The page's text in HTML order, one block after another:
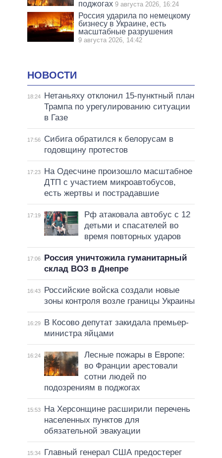
поджогах 9 августа 2026, 16:24
Россия ударила по немецкому
бизнесу в Украине, есть
масштабные разрушения
9 августа 2026, 14:42
НОВОСТИ
18:24
Нетаньяху отклонил 15-пунктный план
Трампа по урегулированию ситуации
в Газе
17:56
Сибига обратился к белорусам в
годовщину протестов
17:23
На Одесчине произошло масштабное
ДТП с участием микроавтобусов,
есть жертвы и пострадавшие
17:19
Рф атаковала автобус с 12
детьми и спасателей во
время повторных ударов
17:06
Россия уничтожила гуманитарный
склад ВОЗ в Днепре
16:43
Российские войска создали новые
зоны контроля возле границы Украины
16:29
В Косово депутат закидала премьер-
министра яйцами
16:24
Лесные пожары в Европе:
во Франции арестовали
сотни людей по
подозрениям в поджогах
15:53
На Херсонщине расширили перечень
населенных пунктов для
обязательной эвакуации
15:34
Главный генерал США предостерег